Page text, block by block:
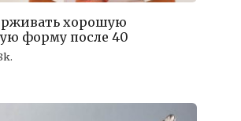
хорошую
форму после 40